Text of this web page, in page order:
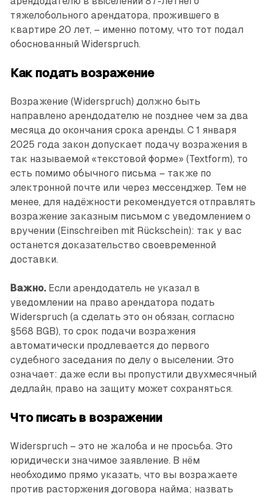
тяжелобольного арендатора, прожившего в
квартире 20 лет, – именно потому, что тот подал
обоснованный Widerspruch.
Как подать возражение
Возражение (Widerspruch) должно быть
направлено арендодателю не позднее чем за два
месяца до окончания срока аренды. С 1 января
2025 года закон допускает подачу возражения в
так называемой «текстовой форме» (Textform), то
есть помимо обычного письма – также по
электронной почте или через мессенджер. Тем не
менее, для надёжности рекомендуется отправлять
возражение заказным письмом с уведомлением о
вручении (Einschreiben mit Rückschein): так у вас
останется доказательство своевременной
доставки.
Важно. Если арендодатель не указал в
уведомлении на право арендатора подать
Widerspruch (а сделать это он обязан, согласно
§568 BGB), то срок подачи возражения
автоматически продлевается до первого
судебного заседания по делу о выселении. Это
означает: даже если вы пропустили двухмесячный
дедлайн, право на защиту может сохраняться.
Что писать в возражении
Widerspruch – это не жалоба и не просьба. Это
юридически значимое заявление. В нём
необходимо прямо указать, что вы возражаете
против расторжения договора найма; назвать